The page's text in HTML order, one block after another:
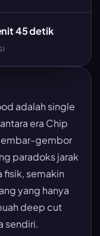
45 detik
adalah single
era Chip
gembor
paradoks jarak
fisik, semakin
yang hanya
deep cut
sendiri.